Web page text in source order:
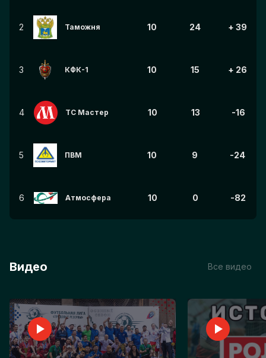
2 Таможня 10 24 + 39
3 КФК-1 10 15 + 26
4 ТС Мастер 10 13 -16
5 ПВМ 10 9 -24
6 Атмосфера 10 0 -82
Видео Все видео